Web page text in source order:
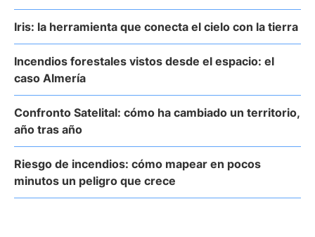
Iris: la herramienta que conecta el cielo con la tierra
Incendios forestales vistos desde el espacio: el
caso Almería
Confronto Satelital: cómo ha cambiado un territorio,
año tras año
Riesgo de incendios: cómo mapear en pocos
minutos un peligro que crece